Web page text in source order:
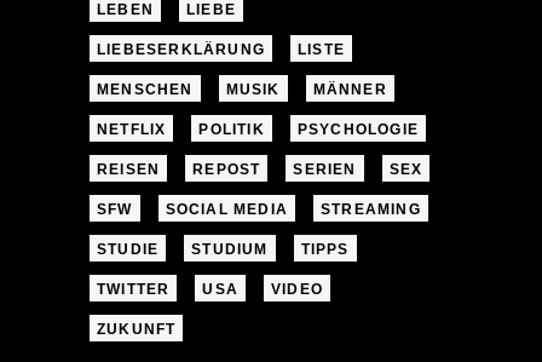
LEBEN LIEBE
LIEBESERKLÄRUNG LISTE
MENSCHEN MUSIK MÄNNER
NETFLIX POLITIK PSYCHOLOGIE
REISEN REPOST SERIEN SEX
SFW SOCIAL MEDIA STREAMING
STUDIE STUDIUM TIPPS
TWITTER USA VIDEO
ZUKUNFT